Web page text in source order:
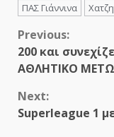
ΠΑΣ Γιάννινα
Continue
Reading
Previous:
200 και
ΑΘΛΗΤΙΚΟ
Next:
Superleague 1